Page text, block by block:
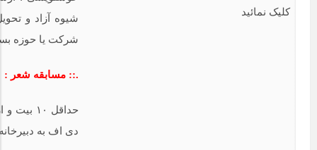
کلیک نمائید
شیوه آزاد و
شرکت یا حوزه
.:: مسابقه شعر :
حداقل
دی اف به